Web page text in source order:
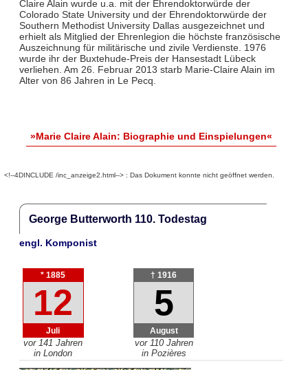
Claire Alain wurde u.a. mit der Ehrendoktorwürde der
Colorado State University und der Ehrendoktorwürde der
Southern Methodist University Dallas ausgezeichnet und
erhielt als Mitglied der Ehrenlegion die höchste französische
Auszeichnung für militärische und zivile Verdienste. 1976
wurde ihr der Buxtehude-Preis der Hansestadt Lübeck
verliehen. Am 26. Februar 2013 starb Marie-Claire Alain im
Alter von 86 Jahren in Le Pecq.
»Marie Claire Alain: Biographie und Einspielungen«
<!--4DINCLUDE /inc_anzeige2.html--> : Das Dokument konnte nicht geöffnet werden.
George Butterworth 110. Todestag
engl. Komponist
* 1885
12
Juli
vor 141 Jahren
in London
† 1916
5
August
vor 110 Jahren
in Pozières